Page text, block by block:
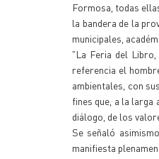
Formosa, todas
la bandera de la
municipales,
"La Feria del
referencia el
ambientales, con
fines que, a la
diálogo, de los
Se señaló
manifiesta